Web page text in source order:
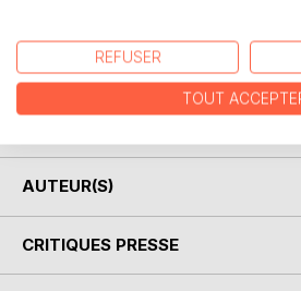
de mieux adapter votre alimentation
Un ouvrage diététique de référence
AUTEUR(S)
CRITIQUES PRESSE
REFUSER
TOUT